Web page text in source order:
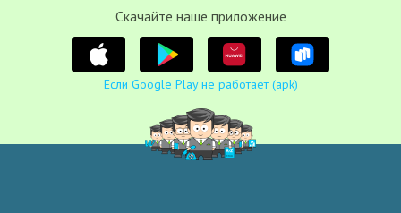
Cкачайте наше приложение
Если Google Play не работает (apk)